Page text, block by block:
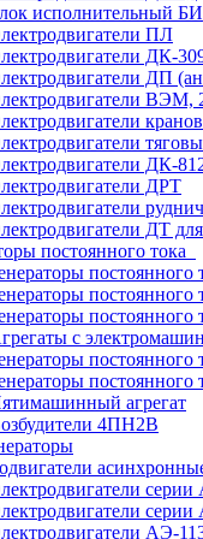
исполнительный БИ
ПЛ
ДК-
ДП
ДК-
ДРТ
ДТ
постоянного тока
постоянного
с
агрегат
4ПН2В
серии
АЭ-